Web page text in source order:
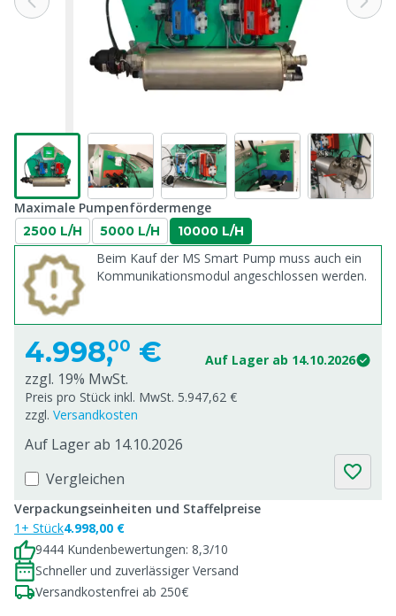
Maximale Pumpenfördermenge
2500 L/H 5000 L/H 10000 L/H
Beim Kauf der MS Smart Pump muss auch ein
Kommunikationsmodul angeschlossen werden.
4.998,00 € Auf Lager ab 14.10.2026
zzgl. 19% MwSt.
Preis pro Stück inkl. MwSt. 5.947,62 €
zzgl. Versandkosten
Auf Lager ab 14.10.2026
Vergleichen
Verpackungseinheiten und Staffelpreise
1+ Stück4.998,00 €
9444 Kundenbewertungen: 8,3/10
Schneller und zuverlässiger Versand
Versandkostenfrei ab 250€